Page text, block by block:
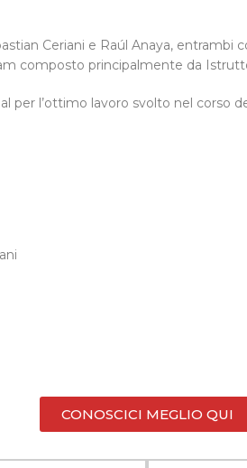
Ceriani e Raúl Anaya, entrambi
composto principalmente da
l’ottimo lavoro svolto nel corso
CONOSCICI MEGLIO QUI